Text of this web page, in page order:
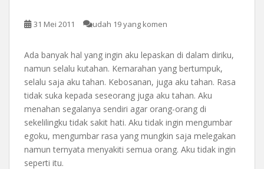
31 Mei 2011 udah 19 yang komen
Ada banyak hal yang ingin aku lepaskan di dalam diriku,
namun selalu kutahan. Kemarahan yang bertumpuk,
selalu saja aku tahan. Kebosanan, juga aku tahan. Rasa
tidak suka kepada seseorang juga aku tahan. Aku
menahan segalanya sendiri agar orang-orang di
sekelilingku tidak sakit hati. Aku tidak ingin mengumbar
egoku, mengumbar rasa yang mungkin saja melegakan
namun ternyata menyakiti semua orang. Aku tidak ingin
seperti itu.